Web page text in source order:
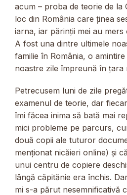
acum – proba de teorie de la
loc din România care ținea
iarna, iar părinții mei au
A fost una dintre ultimele
familie în România, o
noastre zile împreună în țara
Petrecusem luni de zile
examenul de teorie, dar
îmi făcea inima să bată mai
mici probleme pe parcurs,
două copii ale tuturor
menționat nicăieri online) și
unui centru de copiere
lângă căpitănie era închis.
mi s-a părut nesemnificativă